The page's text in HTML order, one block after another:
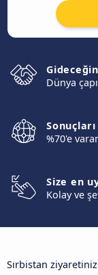
Dünya
%70'e
Size en
Kolay ve
Sırbistan